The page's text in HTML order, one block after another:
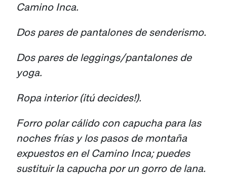
Camino Inca.
Dos pares de pantalones de senderismo.
Dos pares de leggings/pantalones de
yoga.
Ropa interior (¡tú decides!).
Forro polar cálido con capucha para las
noches frías y los pasos de montaña
expuestos en el Camino Inca; puedes
sustituir la capucha por un gorro de lana.